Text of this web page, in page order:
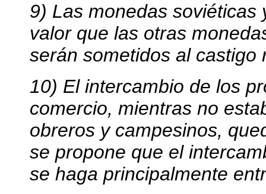
9) Las monedas
valor que las otras
serán sometidos al castigo
10) El intercambio de los
comercio, mientras no
obreros y campesinos,
se propone que el
se haga principalmente